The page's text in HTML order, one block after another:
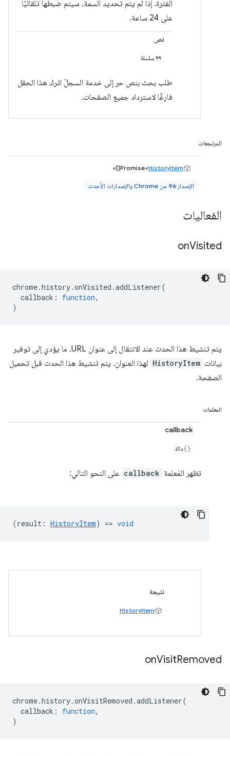
الفترة. إذا لم يتم تحديد السمة، سيتم ضبطها تلقائيًا
على 24 ساعة.
نص
سلسلة
طلب بحث بنص حر إلى خدمة السجلّ اترك هذا الحقل
فارغًا لاسترداد جميع الصفحات.
المرتجعات
Promise<HistoryItem
[]>
الإصدار 96 من Chrome والإصدارات الأحدث
الفعاليات
onVisited
chrome.history.onVisited .addListener(
callback : function,
)
يتم تنشيط هذا الحدث عند الانتقال إلى عنوان URL، ما يؤدي إلى توفير
بيانات HistoryItem لهذا العنوان. يتم تنشيط هذا الحدث قبل تحميل
الصفحة.
المعلمات
callback
دالة
تظهر المَعلمة callback على النحو التالي:
(result : HistoryItem) => void
نتيجة
HistoryItem
onVisitRemoved
chrome.history.onVisitRemoved .addListener(
callback : function,
)